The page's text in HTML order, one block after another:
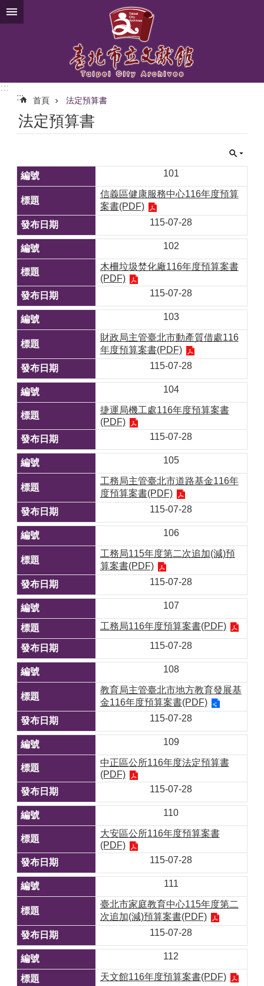
跳到主要內容區塊
:::
:::
首頁 法定預算書
法定預算書
101
信義區健康服務中心116年度預算
案書(PDF)
115-07-28
102
木柵垃圾焚化廠116年度預算案書
(PDF)
115-07-28
103
財政局主管臺北市動產質借處116
年度預算案書(PDF)
115-07-28
104
捷運局機工處116年度預算案書
(PDF)
115-07-28
105
工務局主管臺北市道路基金116年
度預算案書(PDF)
115-07-28
106
工務局115年度第二次追加(減)預
算案書(PDF)
115-07-28
107
工務局116年度預算案書(PDF)
115-07-28
108
教育局主管臺北市地方教育發展基
金116年度預算案書(PDF)
115-07-28
109
中正區公所116年度法定預算書
(PDF)
115-07-28
110
大安區公所116年度預算案書
(PDF)
115-07-28
111
臺北市家庭教育中心115年度第二
次追加(減)預算案書(PDF)
115-07-28
112
天文館116年度預算案書(PDF)